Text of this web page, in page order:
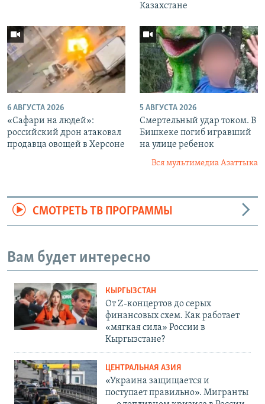
Казахстане
6 АВГУСТА 2026
«Cафари на людей»:
российский дрон атаковал
продавца овощей в Херсоне
5 АВГУСТА 2026
Смертельный удар током. В
Бишкеке погиб игравший
на улице ребенок
Вся мультимедиа Азаттыка
СМОТРЕТЬ ТВ ПРОГРАММЫ
Вам будет интересно
КЫРГЫЗСТАН
От Z-концертов до серых
финансовых схем. Как работает
«мягкая сила» России в
Кыргызстане?
ЦЕНТРАЛЬНАЯ АЗИЯ
«Украина защищается и
поступает правильно». Мигранты